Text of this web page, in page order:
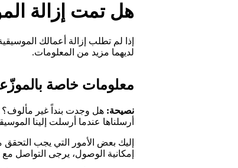
هل تمت إزالة
إذا لم تطلب إزالة أعمالك
لديهما مزيد من المعلومات.
معلومات خاصة
نصيحة: هل وجدت بنداً غير
أرسلناها عندما أرسلت إلينا
إمكانية الوصول، يرجى التواصل